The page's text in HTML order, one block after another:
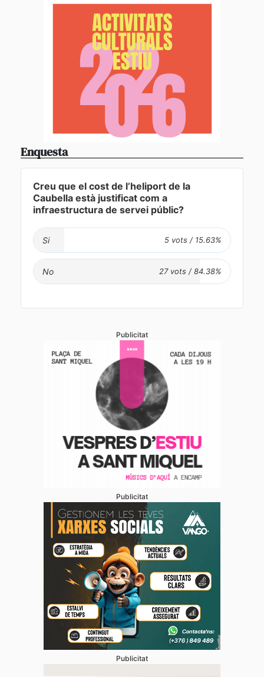
Enquesta
Creu que el cost de l’heliport de la
Caubella està justificat com a
infraestructura de servei públic?
Si
No
Publicitat
Publicitat
Publicitat